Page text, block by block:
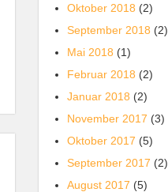
Oktober 2018 (2)
September 2018 (2)
Mai 2018 (1)
Februar 2018 (2)
Januar 2018 (2)
November 2017 (3)
Oktober 2017 (5)
September 2017 (2)
August 2017 (5)